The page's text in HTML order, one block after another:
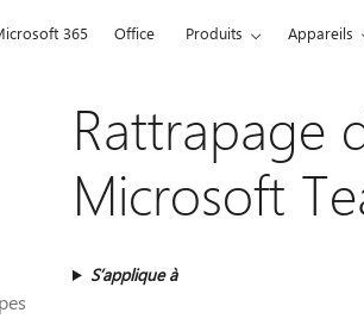
365 Office Produits Appareils
Rattrapage
Microsoft
S’applique à